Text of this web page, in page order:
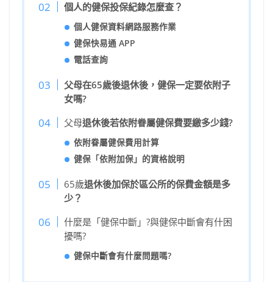
個人的健保投保紀錄怎麼查？
個人健保資料網路服務作業
健保快易通 APP
電話查詢
父母在65歲後退休後，健保一定要依附子
女嗎?
父母退休後若依附眷屬健保費要繳多少錢?
依附眷屬健保費用計算
健保「依附加保」的資格說明
65歲退休後加保於區公所的保費金額是多
少？
什麼是「健保中斷」?與健保中斷會有什困
擾嗎?
健保中斷會有什麼問題嗎?